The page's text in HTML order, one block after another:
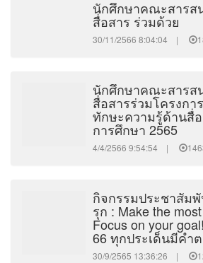
นักศึกษาคณะสารส
สื่อสาร ร่วมด้วย
30/11/2566 8:04:04 |
นักศึกษาคณะสารส
สื่อสารร่วมโครงก
ทักษะความรู้ด้านสื่
การศึกษา 2565
4/4/2566 9:54:54 |
กิจกรรมประชาสัม
รุก : Make the
Focus on your
66 ทุกประเด็นมีคำ
30/9/2565 13:36:26 |